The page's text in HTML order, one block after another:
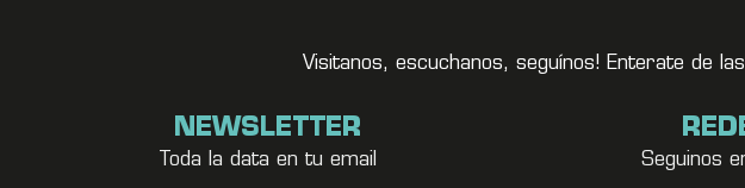
Visitanos, escuchanos, seguínos! Enterate de
NEWSLETTER
Toda la data en tu email Seguinos